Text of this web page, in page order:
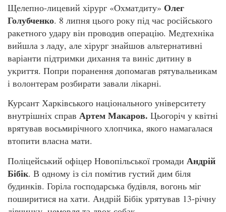
Щелепно-лицевий хірург «Охматдиту» Олег
Голубченко. 8 липня цього року під час російського
ракетного удару він проводив операцію. Медтехніка
вийшла з ладу, але хірург знайшов альтернативні
варіанти підтримки дихання та виніс дитину в
укриття. Попри поранення допомагав рятувальникам
і волонтерам розбирати завали лікарні.
Курсант Харківського національного університету
внутрішніх справ Артем Макаров. Цьогоріч у квітні
врятував восьмирічного хлопчика, якого намагалася
втопити власна мати.
Поліцейський офіцер Новопільської громади Андрій
Бібік. В одному із сіл помітив густий дим біля
будинків. Горіла господарська будівля, вогонь міг
поширитися на хати. Андрій Бібік урятував 13-річну